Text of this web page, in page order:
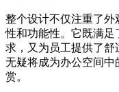
整个设计不仅注重了外
性和功能性。它既满
求，又为员工提供了
无疑将成为办公空间
赏。